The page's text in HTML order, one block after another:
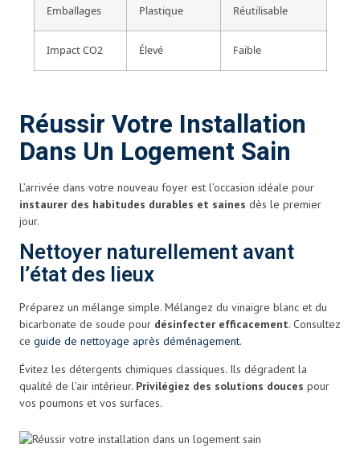
Emballages Plastique Réutilisable
Impact CO2 Élevé Faible
Réussir Votre Installation
Dans Un Logement Sain
L’arrivée dans votre nouveau foyer est l’occasion idéale pour
instaurer des habitudes durables et saines dès le premier
jour.
Nettoyer naturellement avant
l’état des lieux
Préparez un mélange simple. Mélangez du vinaigre blanc et du
bicarbonate de soude pour désinfecter efficacement. Consultez
ce guide de nettoyage après déménagement.
Évitez les détergents chimiques classiques. Ils dégradent la
qualité de l’air intérieur. Privilégiez des solutions douces pour
vos poumons et vos surfaces.